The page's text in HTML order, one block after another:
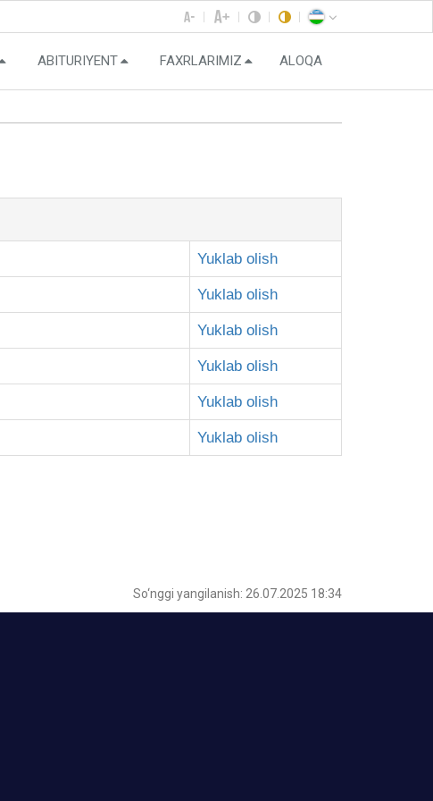
ABITURIYENT FAXRLARIMIZ ALOQA
Yuklab olish
Yuklab olish
Yuklab olish
Yuklab olish
Yuklab olish
Yuklab olish
So‘nggi yangilanish: 26.07.2025 18:34